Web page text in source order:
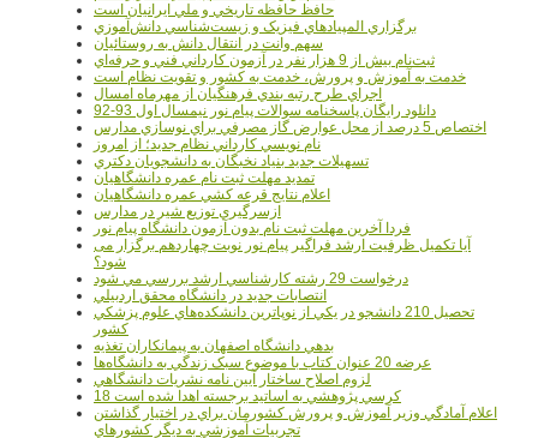
حافظ حافظه تاريخي و ملي ايرانيان است
برگزاري المپيادهاي فيزيک و زيست‌شناسي دانش‌آموزي
سهم وانت در انتقال دانش به روستائيان
ثبت‌نام بيش از 9 هزار نفر در آزمون کارداني فني و حرفه‌اي
خدمت به آموزش و پرورش، خدمت به کشور و تقويت نظام است
اجراي طرح رتبه بندي فرهنگيان از مهرماه امسال
دانلود رایگان پاسخنامه سوالات پیام نور نیمسال اول 93-92
اختصاص 5 درصد از محل عوارض گاز مصرفي براي نوسازي مدارس
نام نويسي کارداني نظام جديد؛ از امروز
تسهيلات جديد بنياد نخبگان به دانشجويان دکتري
تمديد مهلت ثبت نام عمره دانشگاهيان
اعلام نتايج قرعه کشي عمره دانشگاهيان
ازسرگيري توزيع شير در مدارس
فردا آخرین مهلت ثبت نام بدون آزمون دانشگاه پیام نور
آیا تکمیل ظرفیت ارشد فراگیر پیام نور نوبت چهاردهم برگزار می
شود؟
درخواست 29 رشته کارشناسي ارشد بررسي مي شود
انتصابات جديد در دانشگاه محقق اردبيلي
تحصيل 210 دانشجو در يکي از نوپاترين دانشکده‌هاي علوم پزشکي
کشور
بدهي دانشگاه اصفهان به پيمانکاران تغذيه
عرضه 20 عنوان کتاب با موضوع سبک زندگي به دانشگاه‌ها
لزوم اصلاح ساختار آيين نامه نشريات دانشگاهي
18 کرسي پژوهشي به اساتيد برجسته اهدا شده است
اعلام آمادگي وزير آموزش و پرورش کشورمان براي در اختيار گذاشتن
تجربيات آموزشي به ديگر کشورهاي